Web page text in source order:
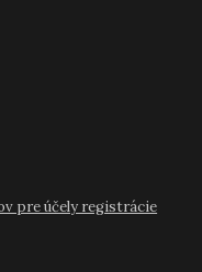
pre účely registrácie